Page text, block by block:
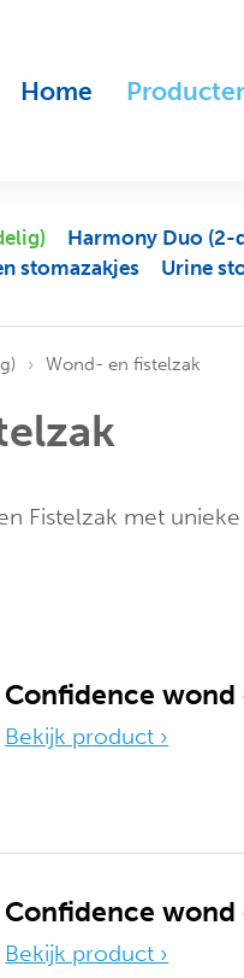
Home
Harmony Duo (2-
stomazakjes Urine
Wond- en fistelzak
Fistelzak met
Confidence
Bekijk product ›
Confidence
Bekijk product ›